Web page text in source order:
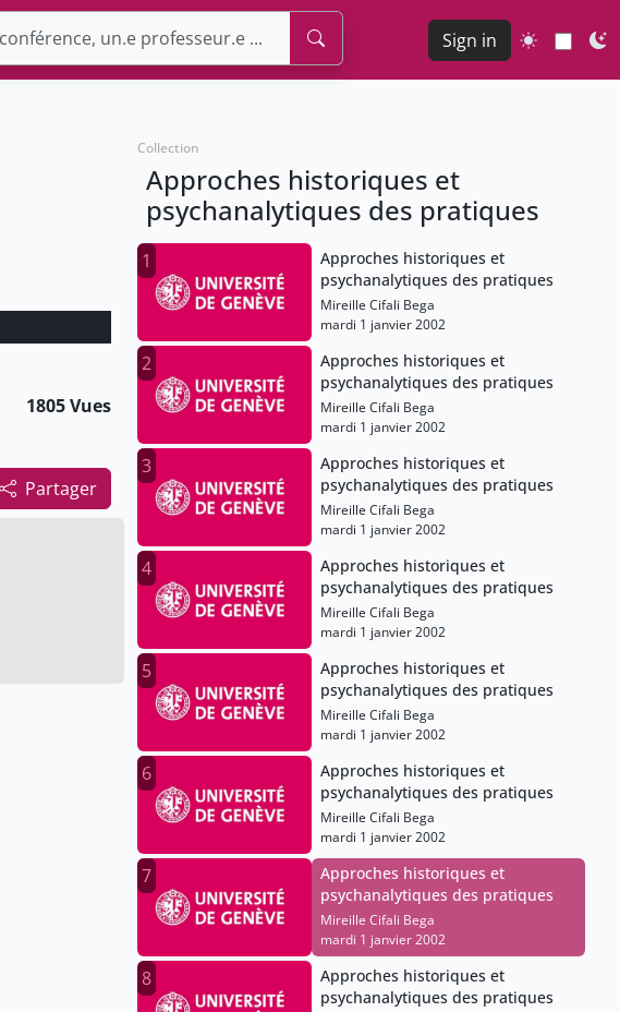
Sign in
1805 Vues
Partager
Collection
Approches historiques et
psychanalytiques des pratiques
1
Approches historiques et
psychanalytiques des pratiques
Mireille Cifali Bega
mardi 1 janvier 2002
2
Approches historiques et
psychanalytiques des pratiques
Mireille Cifali Bega
mardi 1 janvier 2002
3
Approches historiques et
psychanalytiques des pratiques
Mireille Cifali Bega
mardi 1 janvier 2002
4
Approches historiques et
psychanalytiques des pratiques
Mireille Cifali Bega
mardi 1 janvier 2002
5
Approches historiques et
psychanalytiques des pratiques
Mireille Cifali Bega
mardi 1 janvier 2002
6
Approches historiques et
psychanalytiques des pratiques
Mireille Cifali Bega
mardi 1 janvier 2002
7
Approches historiques et
psychanalytiques des pratiques
Mireille Cifali Bega
mardi 1 janvier 2002
8
Approches historiques et
psychanalytiques des pratiques